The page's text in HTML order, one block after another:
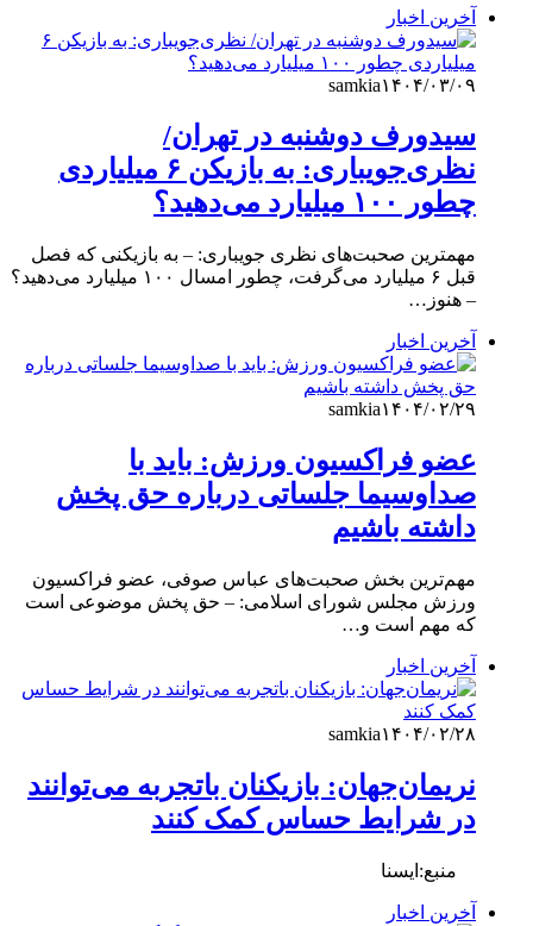
آخرین اخبار
samkia۱۴۰۴/۰۳/۰۹
سیدورف دوشنبه در تهران/
نظری‌جویباری: به بازیکن ۶ میلیاردی
چطور ۱۰۰ میلیارد می‌دهید؟
مهمترین صحبت‌های نظری جویباری: – به بازیکنی که فصل
قبل ۶ میلیارد می‌گرفت، چطور امسال ۱۰۰ میلیارد می‌دهید؟
– هنوز…
آخرین اخبار
samkia۱۴۰۴/۰۲/۲۹
عضو فراکسیون ورزش: باید با
صداوسیما جلساتی درباره حق پخش
داشته باشیم
مهم‌ترین بخش صحبت‌های عباس صوفی، عضو فراکسیون
ورزش مجلس شورای اسلامی: – حق پخش موضوعی است
که مهم است و…
آخرین اخبار
samkia۱۴۰۴/۰۲/۲۸
نریمان‌جهان: بازیکنان باتجربه می‌توانند
در شرایط حساس کمک کنند
منبع:ایسنا
آخرین اخبار